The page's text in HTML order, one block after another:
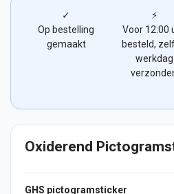
✓
Op bestelling
gemaakt
⚡
Voor 12:00
besteld,
werkdag
Oxiderend
GHS pictogramsticker